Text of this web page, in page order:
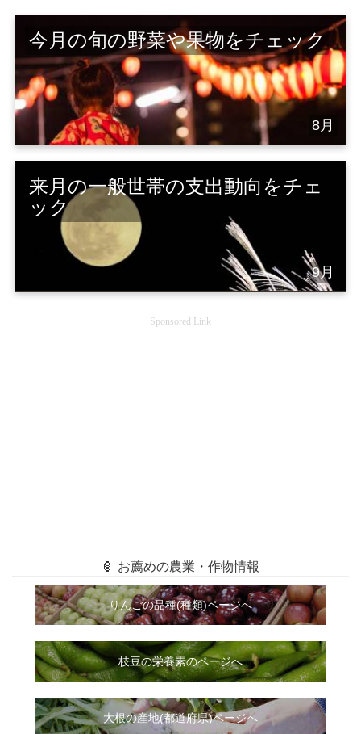
今月の旬の野菜や果物をチェック
8月
来月の一般世帯の支出動向をチェ
ック
9月
Sponsored Link
🏮 お薦めの農業・作物情報
りんごの品種(種類)ページへ
枝豆の栄養素のページへ
大根の産地(都道府県)ページへ